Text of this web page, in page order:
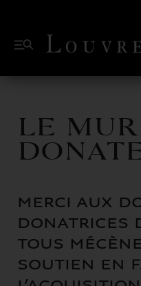
Le
Merci aux
donatrices
Tous
soutien en